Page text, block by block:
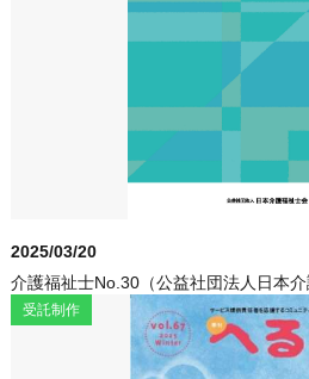
2025/03/20
介護福祉士No.30（公益社団法人日本介
受託制作